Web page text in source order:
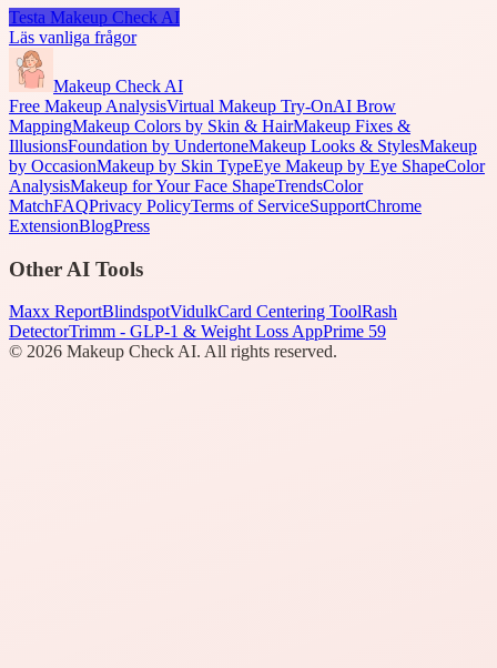
Testa Makeup Check AI
Läs vanliga frågor
Makeup Check AI
Free Makeup AnalysisVirtual Makeup Try-OnAI Brow
MappingMakeup Colors by Skin & HairMakeup Fixes &
IllusionsFoundation by UndertoneMakeup Looks & StylesMakeup
by OccasionMakeup by Skin TypeEye Makeup by Eye ShapeColor
AnalysisMakeup for Your Face ShapeTrendsColor
MatchFAQPrivacy PolicyTerms of ServiceSupportChrome
ExtensionBlogPress
Other AI Tools
Maxx ReportBlindspotVidulkCard Centering ToolRash
DetectorTrimm - GLP-1 & Weight Loss AppPrime 59
© 2026 Makeup Check AI. All rights reserved.